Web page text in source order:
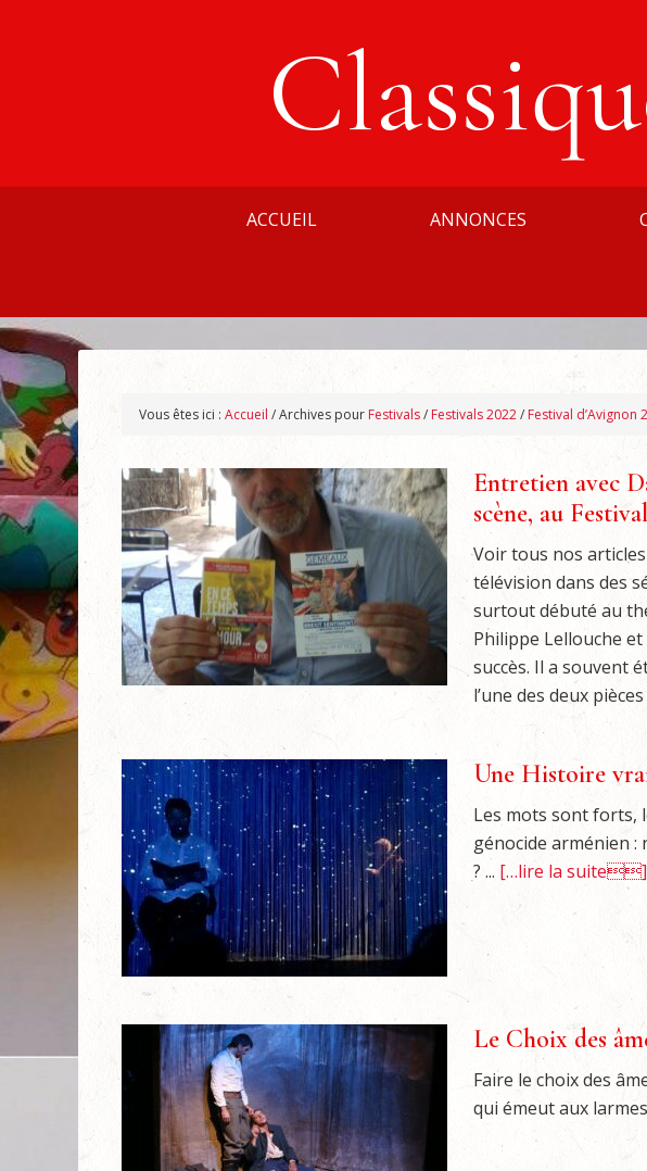
ACCUEIL ANNONCES
Vous êtes ici : Accueil /Archives pour Festivals/ Festivals 2022/ Festival d’Avignon
Entretien avec
scène, au
Voir tous nos
télévision dans des
surtout débuté au
Philippe Lellouche
succès. Il a souvent
l’une des deux pièces
Une Histoire
Les mots sont forts,
génocide arménien :
? ... […lire la suite]
Le Choix des
Faire le choix des
qui émeut aux larmes